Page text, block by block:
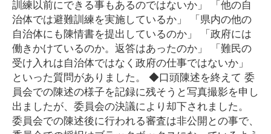
訓練以前にできる事もあるのではないか」 「他の自
治体では避難訓練を実施しているか」 「県内の他の
自治体にも陳情書を提出しているのか」 「政府には
働きかけているのか。返答はあったのか」 「難民の
受け入れは自治体ではなく政府の仕事ではないか」
といった質問がありました。 ◆口頭陳述を終えて 委
員会での陳述の様子を記録に残そうと写真撮影を申し
出ましたが、委員会の決議により却下されました。
委員会での陳述後に行われる審査は非公開との事で、